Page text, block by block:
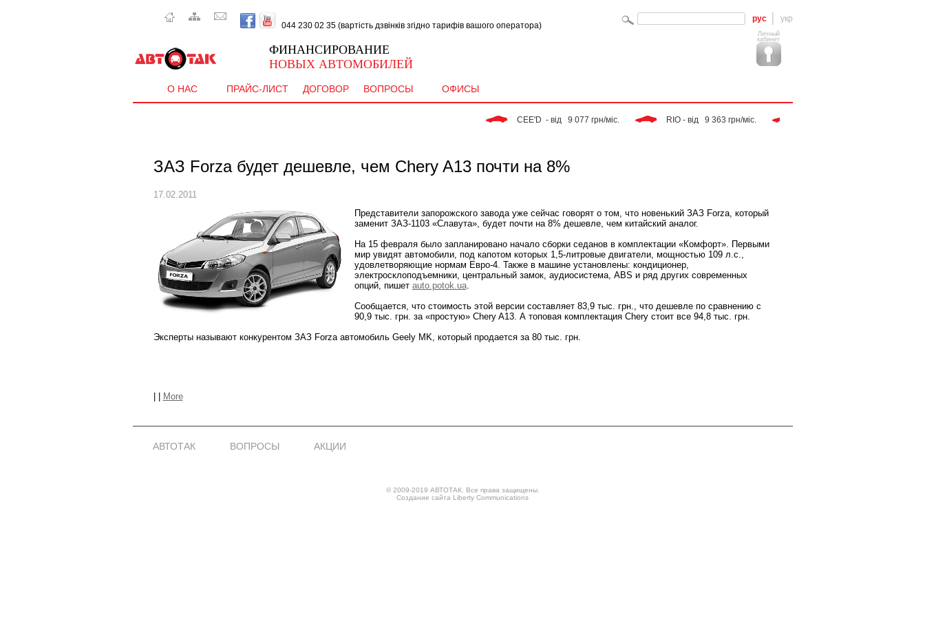
044 230 02 35 (вартість дзвінків згідно тарифів вашого оператора)
рус укр
ФИНАНСИРОВАНИЕ
НОВЫХ АВТОМОБИЛЕЙ
Личный
кабинет
О НАС ПРАЙС-ЛИСТ ДОГОВОР ВОПРОСЫ ОФИСЫ
CEE'D  - від   9 077 грн/міс. RIO - від   9 363 грн/міс.
ЗАЗ Forza будет дешевле, чем Chery A13 почти на 8%
17.02.2011
Представители запорожского завода уже сейчас говорят о том, что новенький ЗАЗ Forza, который
заменит ЗАЗ-1103 «Славута», будет почти на 8% дешевле, чем китайский аналог.
На 15 февраля было запланировано начало сборки седанов в комплектации «Комфорт». Первыми
мир увидят автомобили, под капотом которых 1,5-литровые двигатели, мощностью 109 л.с.,
удовлетворяющие нормам Евро-4. Также в машине установлены: кондиционер,
электросклоподъемники, центральный замок, аудиосистема, ABS и ряд других современных
опций, пишет auto.potok.ua.
Сообщается, что стоимость этой версии составляет 83,9 тыс. грн., что дешевле по сравнению с
90,9 тыс. грн. за «простую» Chery A13. А топовая комплектация Chery стоит все 94,8 тыс. грн.
Эксперты называют конкурентом ЗАЗ Forza автомобиль Geely MK, который продается за 80 тыс. грн.
More
АВТОТАК ВОПРОСЫ АКЦИИ
© 2009-2019 АВТОТАК. Все права защищены.
Создание сайта Liberty Communications